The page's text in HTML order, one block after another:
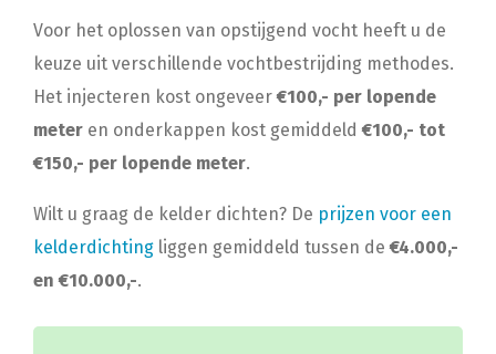
Voor het oplossen van opstijgend vocht heeft u de
keuze uit verschillende vochtbestrijding methodes.
Het injecteren kost ongeveer€100,- per lopende
meter en onderkappen kost gemiddeld€100,- tot
€150,- per lopende meter.
Wilt u graag de kelder dichten? De prijzen voor een
kelderdichting liggen gemiddeld tussen de€4.000,-
en €10.000,-.